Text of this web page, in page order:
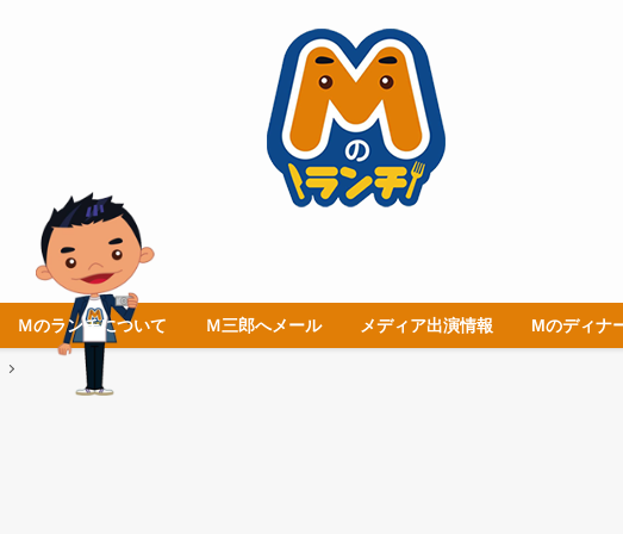
Ｍのランチについて Ｍ三郎へメール メディア出演情報 Mのディナ